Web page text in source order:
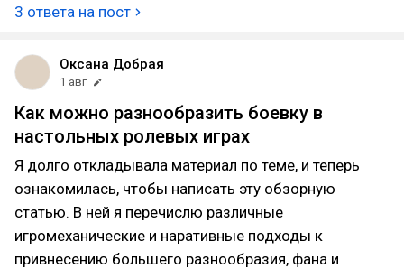
3 ответа на пост
Оксана Добрая
1 авг
Как можно разнообразить боевку в
настольных ролевых играх
Я долго откладывала материал по теме, и теперь
ознакомилась, чтобы написать эту обзорную
статью. В ней я перечислю различные
игромеханические и наративные подходы к
привнесению большего разнообразия, фана и